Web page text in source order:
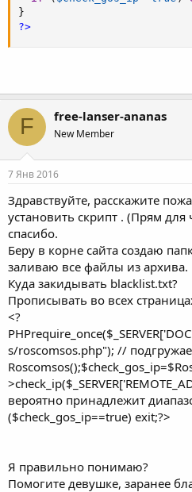
}
?>
F free-lanser-ananas
New Member
7 Янв 2016
Здравствуйте, расскажите
установить скрипт . (Прям
спасибо.
Беру в корне сайта создаю
заливаю все файлы из архива.
Куда закидывать blacklist.txt?
Прописывать во всех
<?
s/roscomsos.php"); //
вероятно принадлежит
($check_gos_ip==true) exit;?>
Я правильно понимаю?
Помогите девушке, заранее